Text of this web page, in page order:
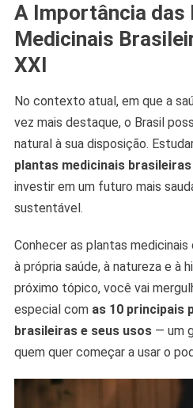
A Importância das
Medicinais
XXI
No contexto atual, em que a
vez mais destaque, o Brasil
natural à sua disposição.
plantas medicinais brasileiras
investir em um futuro mais
sustentável.
Conhecer as plantas
à própria saúde, à natureza e à
próximo tópico, você vai
especial com as 10 principais
brasileiras e seus usos— um
quem quer começar a usar o